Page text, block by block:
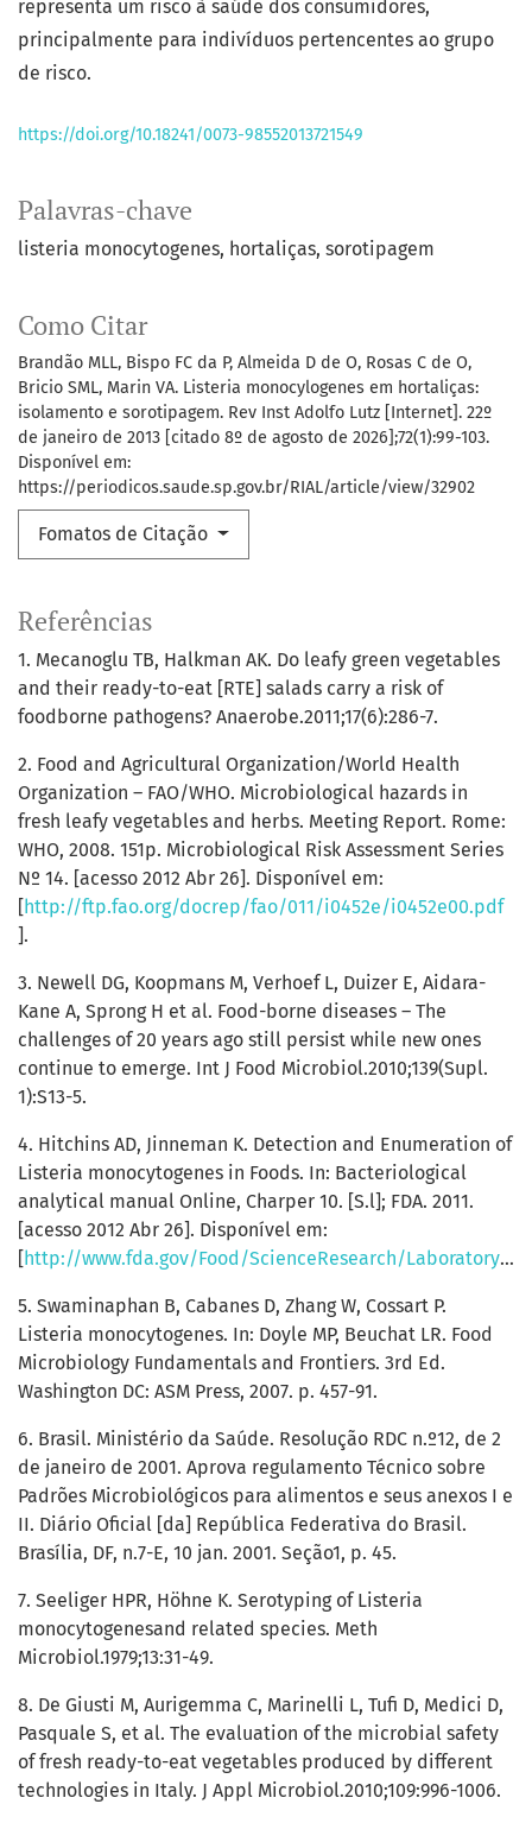
Palavras-chave
listeria monocytogenes hortaliças sorotipagem
Como Citar
Brandão MLL, Bispo FC da P, Almeida D de O, Rosas C de O,
Bricio SML, Marin VA. Listeria monocylogenes em hortaliças:
isolamento e sorotipagem. Rev Inst Adolfo Lutz [Internet]. 22º
de janeiro de 2013 [citado 8º de agosto de 2026];72(1):99-103.
Disponível em:
https://periodicos.saude.sp.gov.br/RIAL/article/view/32902
Fomatos de Citação
representa um risco à saúde dos consumidores,
principalmente para indivíduos pertencentes ao grupo
de risco.
https://doi.org/10.18241/0073-98552013721549
Referências
1. Mecanoglu TB, Halkman AK. Do leafy green vegetables
and their ready-to-eat [RTE] salads carry a risk of
foodborne pathogens? Anaerobe.2011;17(6):286-7.
2. Food and Agricultural Organization/World Health
Organization – FAO/WHO. Microbiological hazards in
fresh leafy vegetables and herbs. Meeting Report. Rome:
WHO, 2008. 151p. Microbiological Risk Assessment Series
Nº 14. [acesso 2012 Abr 26]. Disponível em:
[ http://ftp.fao.org/docrep/fao/011/i0452e/i0452e00.pdf
].
3. Newell DG, Koopmans M, Verhoef L, Duizer E, Aidara-
Kane A, Sprong H et al. Food-borne diseases – The
challenges of 20 years ago still persist while new ones
continue to emerge. Int J Food Microbiol.2010;139(Supl.
1):S13-5.
4. Hitchins AD, Jinneman K. Detection and Enumeration of
Listeria monocytogenes in Foods. In: Bacteriological
analytical manual Online, Charper 10. [S.l]; FDA. 2011.
[acesso 2012 Abr 26]. Disponível em:
[ http://www.fda.gov/Food/ScienceResearch/LaboratoryMethods/BacteriologicalAnalyticalManualBAM/ucm071400.htm
5. Swaminaphan B, Cabanes D, Zhang W, Cossart P.
Listeria monocytogenes. In: Doyle MP, Beuchat LR. Food
Microbiology Fundamentals and Frontiers. 3rd Ed.
Washington DC: ASM Press, 2007. p. 457-91.
6. Brasil. Ministério da Saúde. Resolução RDC n.º12, de 2
de janeiro de 2001. Aprova regulamento Técnico sobre
Padrões Microbiológicos para alimentos e seus anexos I e
II. Diário Oficial [da] República Federativa do Brasil.
Brasília, DF, n.7-E, 10 jan. 2001. Seção1, p. 45.
7. Seeliger HPR, Höhne K. Serotyping of Listeria
monocytogenesand related species. Meth
Microbiol.1979;13:31-49.
8. De Giusti M, Aurigemma C, Marinelli L, Tufi D, Medici D,
Pasquale S, et al. The evaluation of the microbial safety
of fresh ready-to-eat vegetables produced by different
technologies in Italy. J Appl Microbiol.2010;109:996-1006.